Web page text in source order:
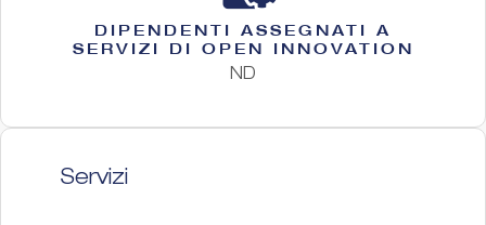
DIPENDENTI ASSEGNATI A
SERVIZI DI OPEN INNOVATION
ND
Servizi